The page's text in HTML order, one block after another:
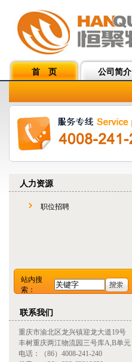
首 页 公司简介
人力资源
职位招聘
站内搜
索：
联系我们
重庆市渝北区龙兴镇迎龙大道19号
丰树重庆两江物流园三号库A,B单元
电话：（86）4008-241-240